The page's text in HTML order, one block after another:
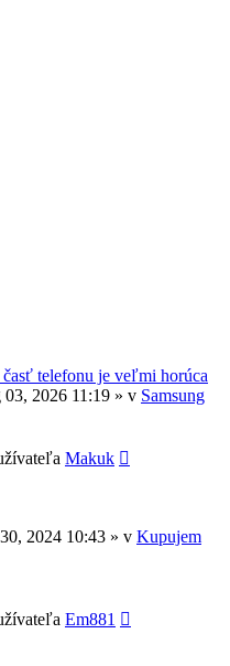
telefonu je veľmi horúca
03, 2026 11:19 » v Samsung
Makuk
2024 10:43 » v Kupujem
Em881